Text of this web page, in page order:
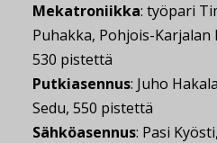
Mekatroniikka: työpari
Puhakka, Pohjois-
530 pistettä
Putkiasennus: Juho
Sedu, 550 pistettä
Sähköasennus: Pasi